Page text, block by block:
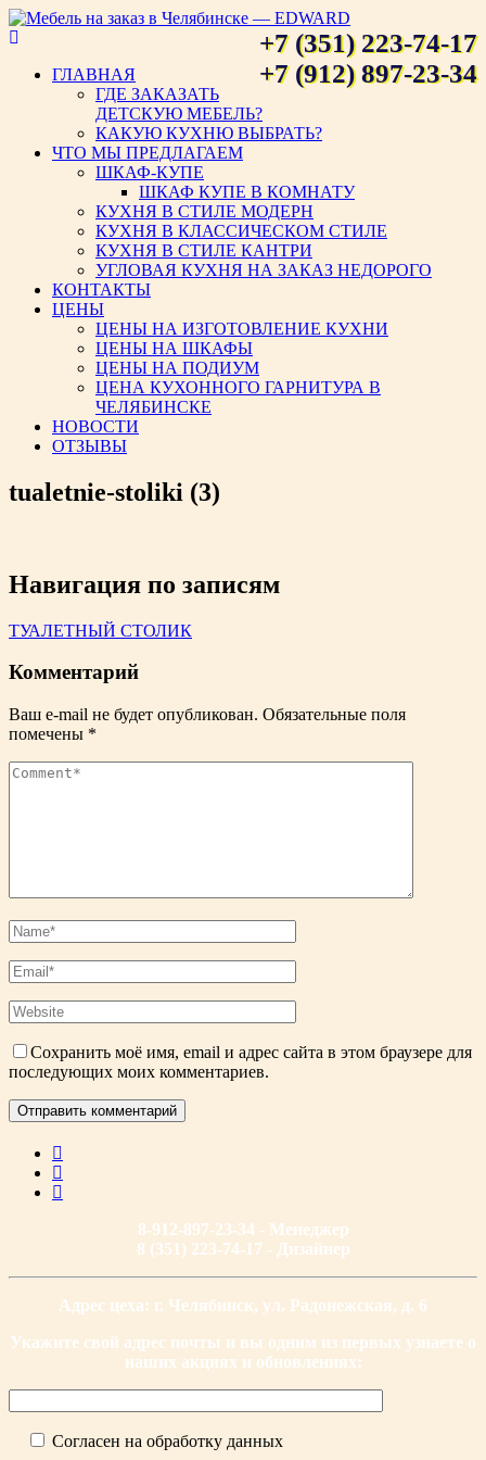
Мебель на заказ в Челябинске
— EDWARD
+7 (351) 223-74-17
+7 (912) 897-23-34
ГЛАВНАЯ
ГДЕ ЗАКАЗАТЬ
ДЕТСКУЮ МЕБЕЛЬ?
КАКУЮ КУХНЮ ВЫБРАТЬ?
ЧТО МЫ ПРЕДЛАГАЕМ
ШКАФ-КУПЕ
ШКАФ КУПЕ В КОМНАТУ
КУХНЯ В СТИЛЕ МОДЕРН
КУХНЯ В КЛАССИЧЕСКОМ СТИЛЕ
КУХНЯ В СТИЛЕ КАНТРИ
УГЛОВАЯ КУХНЯ НА ЗАКАЗ НЕДОРОГО
КОНТАКТЫ
ЦЕНЫ
ЦЕНЫ НА ИЗГОТОВЛЕНИЕ КУХНИ
ЦЕНЫ НА ШКАФЫ
ЦЕНЫ НА ПОДИУМ
ЦЕНА КУХОННОГО ГАРНИТУРА В
ЧЕЛЯБИНСКЕ
НОВОСТИ
ОТЗЫВЫ
tualetnie-stoliki (3)
Навигация по записям
ТУАЛЕТНЫЙ СТОЛИК
Комментарий
Ваш e-mail не будет опубликован. Обязательные поля
помечены *
Сохранить моё имя, email и адрес сайта в этом браузере для
последующих моих комментариев.
8-912-897-23-34 - Менеджер
8 (351) 223-74-17 - Дизайнер
Адрес цеха: г. Челябинск, ул. Радонежская, д. 6
Укажите свой адрес почты и вы одним из первых узнаете о
наших акциях и обновлениях:
Согласен на обработку данных